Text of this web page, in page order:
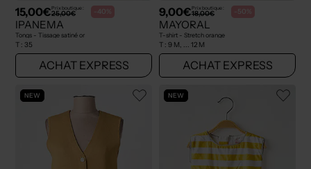
15,00€Prix boutique :
25,00€ -40%
IPANEMA
Tongs - Tissage satiné or
T : 35
ACHAT EXPRESS
9,00€Prix boutique :
18,00€ -50%
MAYORAL
T-shirt - Stretch orange
T : 9 M, ... 12 M
ACHAT EXPRESS
NEW NEW